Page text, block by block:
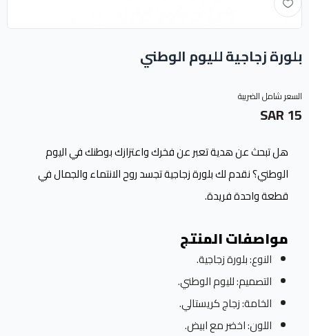
بلورة زجاجية لليوم الوطني
السعر شامل الضريبة
15 SAR
هل تبحث عن هدية تعبر عن فخرك واعتزازك بوطنك في اليوم
الوطني؟ نقدم لك بلورة زجاجية تجسد روح الانتماء والجمال في
قطعة واحدة فريدة.
مواصفات المنتج
النوع: بلورة زجاجية.
التصميم: لليوم الوطني.
الخامة: زجاج كريستالي.
اللون: اخضر مع ابيض.